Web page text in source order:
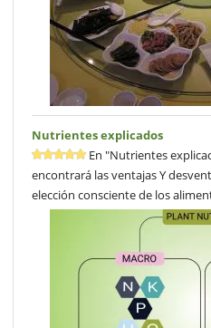
Nutrientes explicados
En "Nutrientes
encontrará las ventajas Y
elección consciente de los